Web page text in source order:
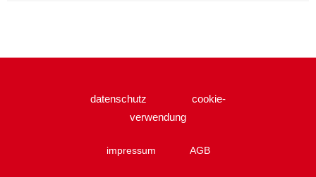
datenschutz
cookie-
verwendung
impressum AGB